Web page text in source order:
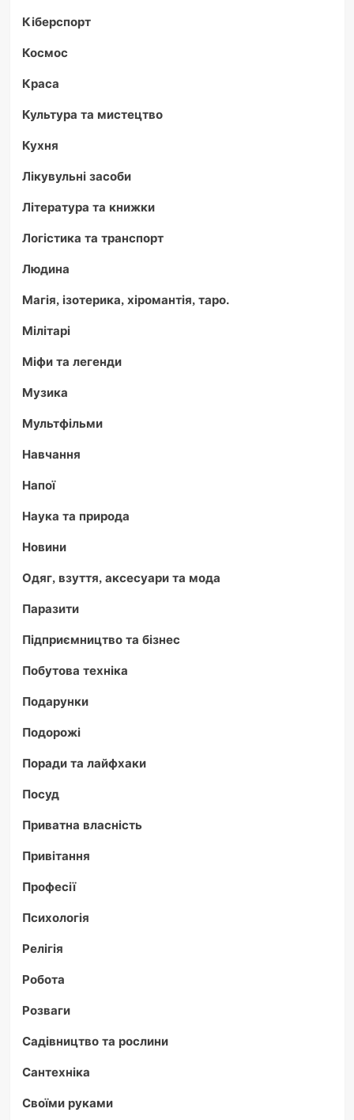
Кіберспорт
Космос
Краса
Культура та мистецтво
Кухня
Лікувульні засоби
Література та книжки
Логістика та транспорт
Людина
Магія, ізотерика, хіромантія, таро.
Мілітарі
Міфи та легенди
Музика
Мультфільми
Навчання
Напої
Наука та природа
Новини
Одяг, взуття, аксесуари та мода
Паразити
Підприємництво та бізнес
Побутова техніка
Подарунки
Подорожі
Поради та лайфхаки
Посуд
Приватна власність
Привітання
Професії
Психологія
Релігія
Робота
Розваги
Садівництво та рослини
Сантехніка
Своїми руками